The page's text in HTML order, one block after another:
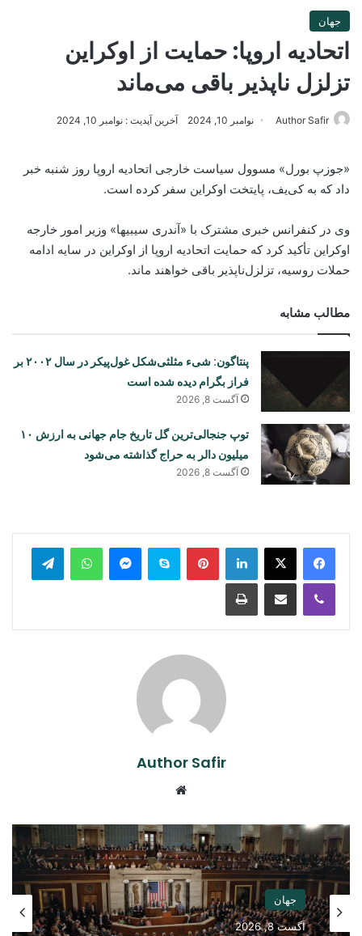
جهان
اتحادیه اروپا: حمایت از اوکراین
تزلزل‌ ناپذیر باقی می‌ماند
Author Safir نوامبر 10, 2024 آخرین آپدیت : نوامبر 10, 2024
«جوزپ بورل» مسوول سیاست خارجی اتحادیه اروپا روز شنبه خبر
داد که به کی‌یف، پایتخت اوکراین سفر کرده است.
وی در کنفرانس خبری مشترک با «آندری سیبیها» وزیر امور خارجه
اوکراین تأکید کرد که حمایت اتحادیه اروپا از اوکراین در سایه ادامه
حملات روسیه، تزلزل‌ناپذیر باقی خواهند ماند.
مطالب مشابه
پنتاگون: شیء مثلثی‌شکل غول‌پیکر در سال ۲۰۰۲ بر
فراز بگرام دیده شده است
آگست 8, 2026
توپ جنجالی‌ترین گل تاریخ جام جهانی به ارزش ۱۰
میلیون دالر به حراج گذاشته می‌شود
آگست 8, 2026
LinkedIn
Pinterest
Skype
Messenger
WhatsApp
Viber
Share via Email
Print
Author Safir
جهان
آگست 8, 2026